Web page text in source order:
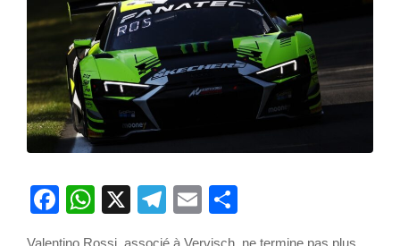
Facebook
WhatsApp
X Telegram
Email